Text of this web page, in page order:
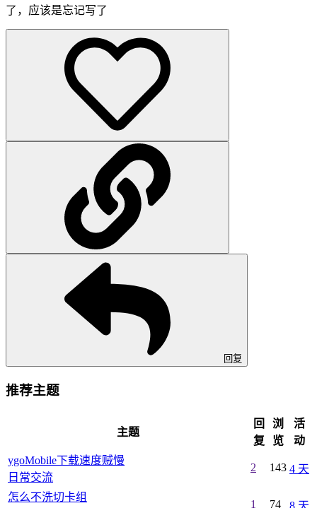
了，应该是忘记写了
回复
推荐主题
主题
回
复
浏
览
活
动
ygoMobile下载速度贼慢
日常交流
2 143 4 天
怎么不洗切卡组
1 74 8 天